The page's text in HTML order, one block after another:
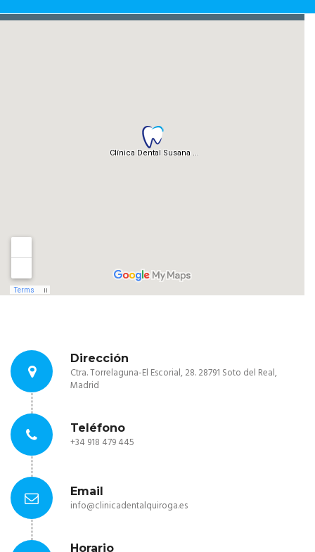
Dirección
Ctra. Torrelaguna-El Escorial, 28. 28791 Soto del Real,
Madrid
Teléfono
+34 918 479 445
Email
info@clinicadentalquiroga.es
Horario